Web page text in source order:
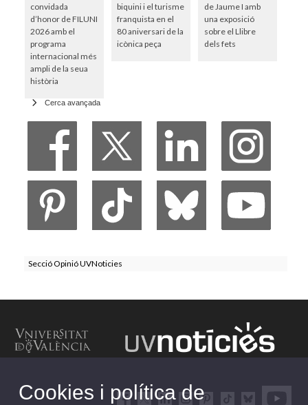
convidada
d’honor de FILUNI
2026 amb el
programa
internacional més
ampli de la seua
història
biquini i el turisme
franquista en el
80 aniversari de la
icònica peça
de Jaume I amb
una exposició
sobre el Llibre
dels fets
Cerca avançada
Secció Opinió UVNoticies
Cookies i política de